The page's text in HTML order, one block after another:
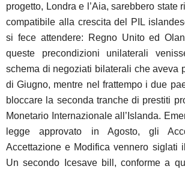
progetto, Londra e l’Aia, sarebbero state
compatibile alla crescita del PIL
si fece attendere: Regno Unito ed
queste precondizioni unilaterali
schema di negoziati bilaterali che aveva
di Giugno, mentre nel frattempo i due
bloccare la seconda tranche di prestiti
Monetario Internazionale all’Islanda.
legge approvato in Agosto, gli
Accettazione e Modifica vennero siglati
Un secondo Icesave bill, conforme a